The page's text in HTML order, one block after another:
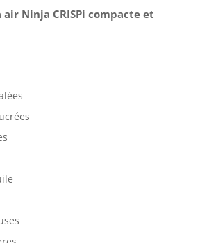
Ninja CRISPi compacte et